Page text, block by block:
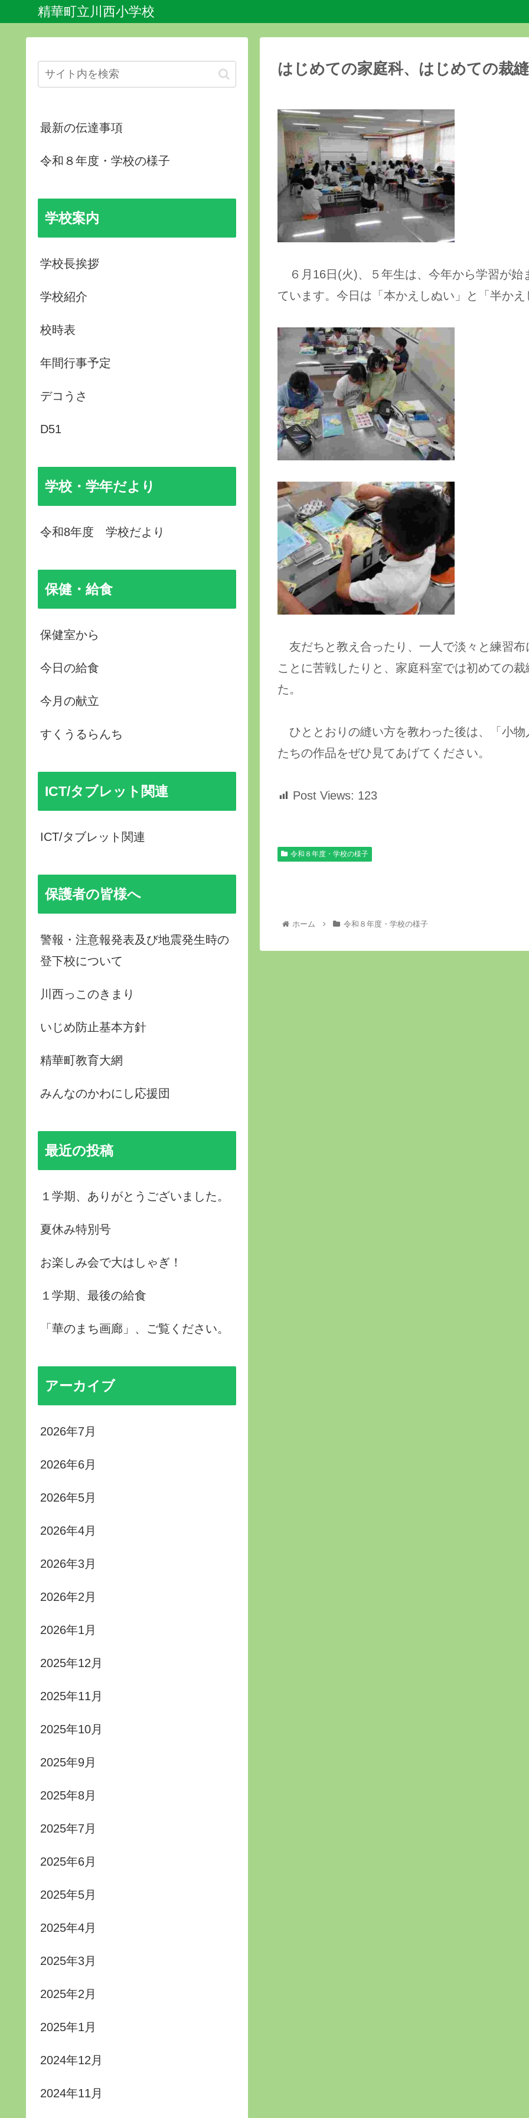
精華町立川西小学校
はじめての家庭科、はじめての裁縫
６月16日(火)、５年生は、今年から学習が始
ています。今日は「本かえしぬい」と「半かえ
友だちと教え合ったり、一人で淡々と練習
ことに苦戦したりと、家庭科室では初めての
た。
ひととおりの縫い方を教わった後は、「小
たちの作品をぜひ見てあげてください。
Post Views: 123
令和８年度・学校の様子
ホーム 令和８年度・学校の様子
最新の伝達事項
令和８年度・学校の様子
学校案内
学校長挨拶
学校紹介
校時表
年間行事予定
デコうさ
D51
学校・学年だより
令和8年度 学校だより
保健・給食
保健室から
今日の給食
今月の献立
すくうるらんち
ICT/タブレット関連
ICT/タブレット関連
保護者の皆様へ
警報・注意報発表及び地震発生時の
登下校について
川西っこのきまり
いじめ防止基本方針
精華町教育大網
みんなのかわにし応援団
最近の投稿
１学期、ありがとうございました。
夏休み特別号
お楽しみ会で大はしゃぎ！
１学期、最後の給食
「華のまち画廊」、ご覧ください。
アーカイブ
2026年7月
2026年6月
2026年5月
2026年4月
2026年3月
2026年2月
2026年1月
2025年12月
2025年11月
2025年10月
2025年9月
2025年8月
2025年7月
2025年6月
2025年5月
2025年4月
2025年3月
2025年2月
2025年1月
2024年12月
2024年11月